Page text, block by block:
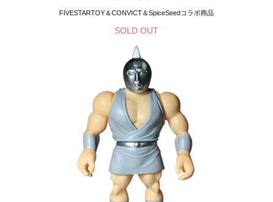
FIVESTARTOY＆CONVICT＆SpiceSeedコラボ商品
SOLD OUT